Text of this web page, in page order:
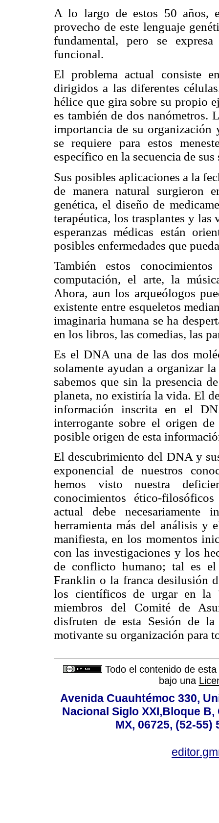
A lo largo de estos 50 años,
provecho de este lenguaje
fundamental, pero se
funcional.
El problema actual consiste
dirigidos a las diferentes
hélice que gira sobre su propio
es también de dos nanómetros.
importancia de su
se requiere para estos
específico en la secuencia de
Sus posibles aplicaciones a la
de manera natural surgieron
genética, el diseño de
terapéutica, los trasplantes y las
esperanzas médicas están
posibles enfermedades que
También estos
computación, el arte, la
Ahora, aun los arqueólogos
existente entre esqueletos
imaginaria humana se ha
en los libros, las comedias, las
Es el DNA una de las dos
solamente ayudan a organizar
sabemos que sin la presencia
planeta, no existiría la vida. El
información inscrita en el
interrogante sobre el origen
posible origen de esta
El descubrimiento del DNA y
exponencial de nuestros
hemos visto nuestra
conocimientos ético-
actual debe necesariamente
herramienta más del análisis y
manifiesta, en los momentos
con las investigaciones y los
de conflicto humano; tal es
Franklin o la franca desilusión
los científicos de urgar en la
miembros del Comité de
disfruten de esta Sesión de
motivante su organización para
Todo el contenido de
bajo una
Avenida Cuauhtémoc 330,
Nacional Siglo XXI,Bloque
MX, 06725, (52-55)